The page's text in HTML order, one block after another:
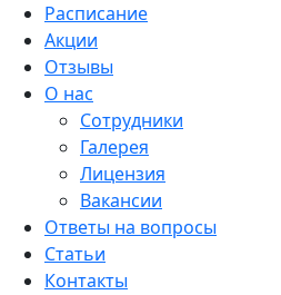
Расписание
Акции
Отзывы
О нас
Сотрудники
Галерея
Лицензия
Вакансии
Ответы на вопросы
Статьи
Контакты